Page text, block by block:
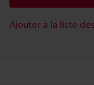
Ajouter à la liste